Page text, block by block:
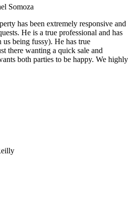
fly all the way there only to be
we arrived. The other agency set us
didn’t even work for the agency.
with the two other agencies, we were
Somoza
has been extremely responsive and
He is a true professional and has
being fussy). He has true
there wanting a quick sale and
both parties to be happy. We highly